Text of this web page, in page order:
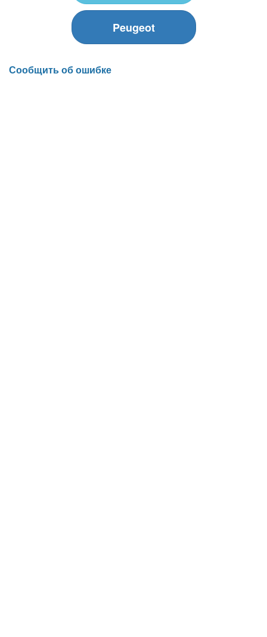
Peugeot
Сообщить об ошибке